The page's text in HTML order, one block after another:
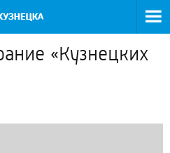
«Кузнецких